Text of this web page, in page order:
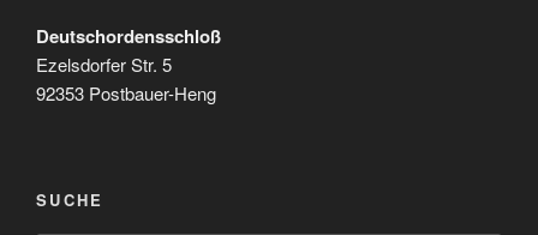
Deutschordensschloß
Ezelsdorfer Str. 5
92353 Postbauer-Heng
SUCHE